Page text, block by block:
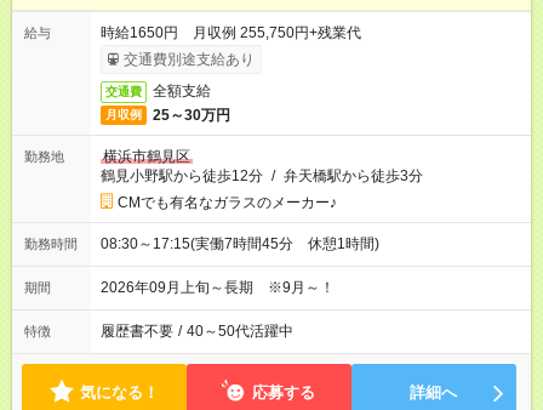
給与
時給1650円 月収例 255,750円+残業代
交通費別途支給あり
交通費 全額支給
月収例 25～30万円
勤務地
横浜市鶴見区
鶴見小野駅から徒歩12分 / 弁天橋駅から徒歩3分
CMでも有名なガラスのメーカー♪
勤務時間 08:30～17:15(実働7時間45分 休憩1時間)
期間 2026年09月上旬～長期 ※9月～！
特徴 履歴書不要 / 40～50代活躍中
気になる！ 応募する 詳細へ